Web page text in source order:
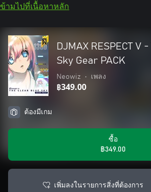
ข้ามไปที่เนื้อหาหลัก
DJMAX RESPECT V
Sky Gear PACK
Neowiz • เพลง
฿349.00
ต้องมีเกม
ซื้อ
฿349.00
เพิ่มลงในรายการสิ่งที่ต้องการ